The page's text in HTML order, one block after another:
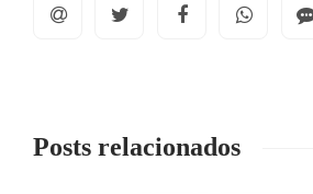
Posts relacionados